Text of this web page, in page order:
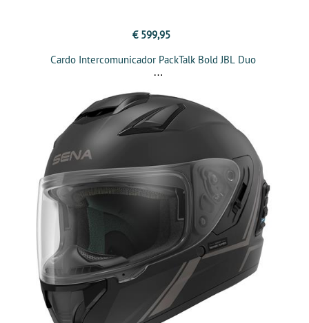
€ 599,95
Cardo Intercomunicador PackTalk Bold JBL Duo